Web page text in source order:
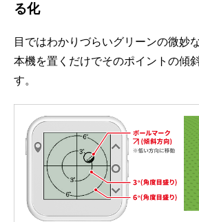
る化
目ではわかりづらいグリーンの微妙な
本機を置くだけでそのポイントの傾
す。